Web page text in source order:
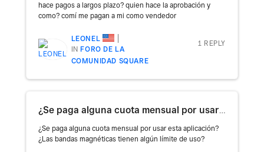
hace pagos a largos plazo? quien hace la aprobación y
como? comí me pagan a mi como vendedor
LEONEL
INFORO DE LA
COMUNIDAD SQUARE
1 REPLY
¿Se paga alguna cuota mensual por usar esta App?
¿Se paga alguna cuota mensual por usar esta aplicación?
¿Las bandas magnéticas tienen algún límite de uso?